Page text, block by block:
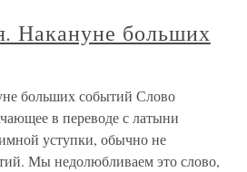
Накануне больших
больших событий Слово
в переводе с латыни
уступки, обычно не
Мы недолюбливаем это слово,